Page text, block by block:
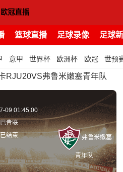
篮球直播 足球录像 足球
意甲 世界杯 欧洲杯 欧冠 世预
RJU20VS弗鲁米嫩塞青年队
09 01:45:00
巴青联
已结束
弗鲁米嫩塞
青年队